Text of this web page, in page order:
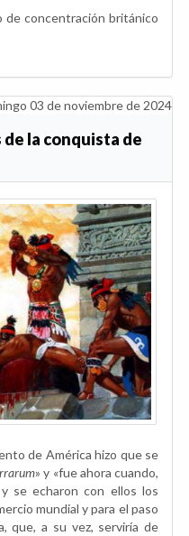
de concentración británico
03 de noviembre de 2024
la conquista de
de América hizo que se
» y «fue ahora cuando,
se echaron con ellos los
mundial y para el paso
que, a su vez, serviría de